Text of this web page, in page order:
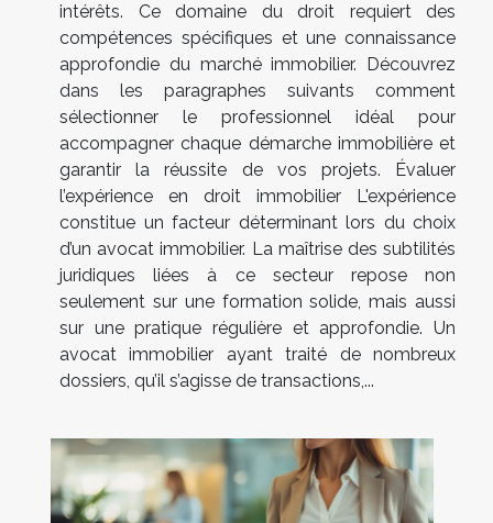
intérêts. Ce domaine du droit requiert des
compétences spécifiques et une connaissance
approfondie du marché immobilier. Découvrez
dans les paragraphes suivants comment
sélectionner le professionnel idéal pour
accompagner chaque démarche immobilière et
garantir la réussite de vos projets. Évaluer
l’expérience en droit immobilier L'expérience
constitue un facteur déterminant lors du choix
d’un avocat immobilier. La maîtrise des subtilités
juridiques liées à ce secteur repose non
seulement sur une formation solide, mais aussi
sur une pratique régulière et approfondie. Un
avocat immobilier ayant traité de nombreux
dossiers, qu’il s’agisse de transactions,...